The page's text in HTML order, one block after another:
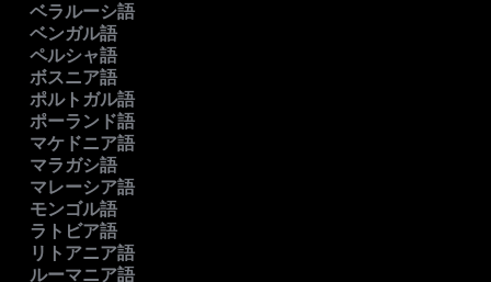
ベラルーシ語
ベンガル語
ペルシャ語
ボスニア語
ポルトガル語
ポーランド語
マケドニア語
マラガシ語
マレーシア語
モンゴル語
ラトビア語
リトアニア語
ルーマニア語